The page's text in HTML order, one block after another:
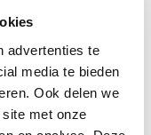
advertenties te
media te bieden
Ook delen we
met onze
work entire and
this book
case.